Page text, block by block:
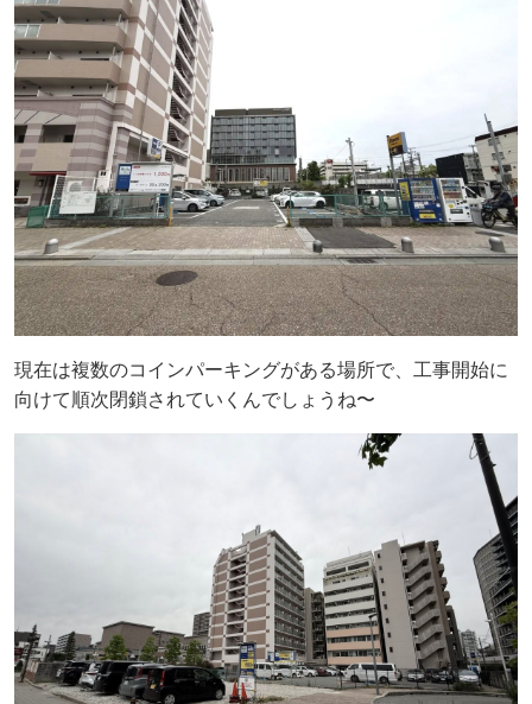
現在は複数のコインパーキングがある場所で、工事開始に
向けて順次閉鎖されていくんでしょうね〜